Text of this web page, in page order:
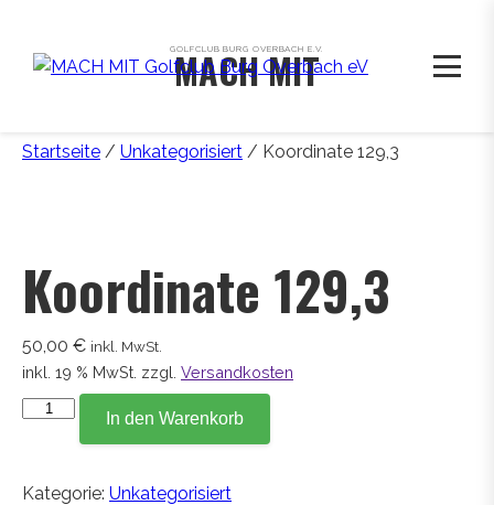
GOLFCLUB BURG OVERBACH E.V.
MACH MIT
Startseite / Unkategorisiert / Koordinate 129,3
Koordinate 129,3
50,00 € inkl. MwSt.
inkl. 19 % MwSt. zzgl. Versandkosten
Koordinate
In den Warenkorb
Kategorie: Unkategorisiert